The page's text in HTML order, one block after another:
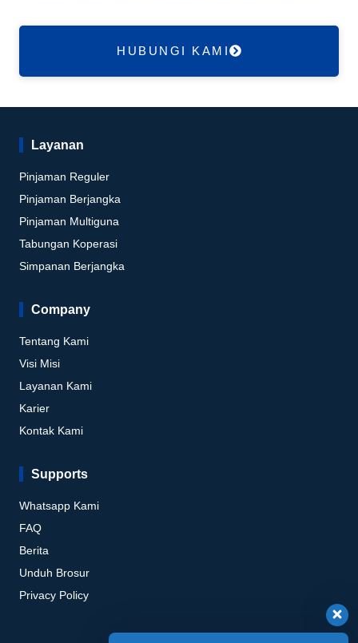
HUBUNGI KAMI
Layanan
Pinjaman Reguler
Pinjaman Berjangka
Pinjaman Multiguna
Tabungan Koperasi
Simpanan Berjangka
Company
Tentang Kami
Visi Misi
Layanan Kami
Karier
Kontak Kami
Supports
Whatsapp Kami
FAQ
Berita
Unduh Brosur
Privacy Policy